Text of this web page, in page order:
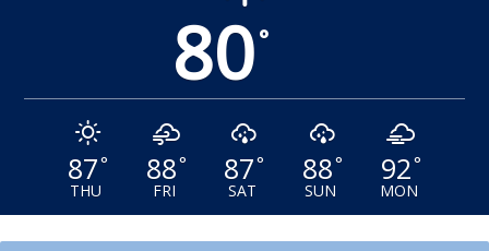
80°
87°
THU
88°
FRI
87°
SAT
88°
SUN
92°
MON